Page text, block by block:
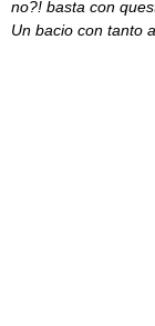
no?! basta con
Un bacio con tanto